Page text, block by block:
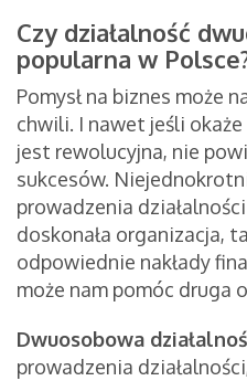
Czy działalność
popularna w
Pomysł na biznes może
chwili. I nawet jeśli
jest rewolucyjna, nie
sukcesów.
prowadzenia
doskonała organizacja,
odpowiednie nakłady
może nam pomóc druga
Dwuosobowa
prowadzenia